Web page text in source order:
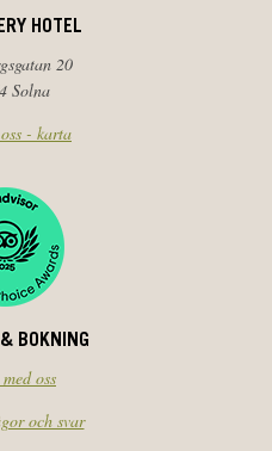
HOTEL
20
Solna
- karta
BOKNING
oss
och svar